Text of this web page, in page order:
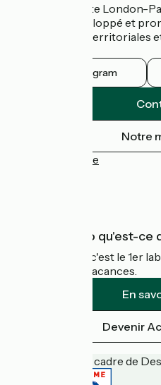
L’Avenue Verte London-
cyclable développé et
collectivités territoriales
Instagram
Notre
Espace Presse
Accueil Vélo qu'est-ce
Accueil Vélo c'est le 1er
cyclistes en vacances.
En
Devenir
Financé dans le cadre de